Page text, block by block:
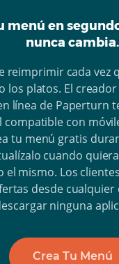
en
nunca cambia.
reimprimir cada vez
los platos. El
línea de Paperturn
compatible con
tu menú gratis
cuando
el mismo. Los
desde cualquier
ninguna
Crea Tu Menú